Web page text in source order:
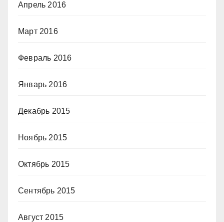
Апрель 2016
Март 2016
Февраль 2016
Январь 2016
Декабрь 2015
Ноябрь 2015
Октябрь 2015
Сентябрь 2015
Август 2015